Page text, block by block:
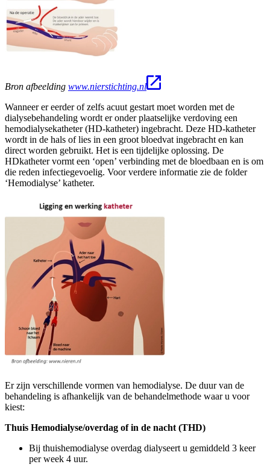
Bron afbeelding www.nierstichting.nl
Wanneer er eerder of zelfs acuut gestart moet worden met de
dialysebehandeling wordt er onder plaatselijke verdoving een
hemodialysekatheter (HD-katheter) ingebracht. Deze HD-katheter
wordt in de hals of lies in een groot bloedvat ingebracht en kan
direct worden gebruikt. Het is een tijdelijke oplossing. De
HDkatheter vormt een ‘open’ verbinding met de bloedbaan en is om
die reden infectiegevoelig. Voor verdere informatie zie de folder
‘Hemodialyse’ katheter.
Er zijn verschillende vormen van hemodialyse. De duur van de
behandeling is afhankelijk van de behandelmethode waar u voor
kiest:
Thuis Hemodialyse/overdag of in de nacht (THD)
Bij thuishemodialyse overdag dialyseert u gemiddeld 3 keer
per week 4 uur.